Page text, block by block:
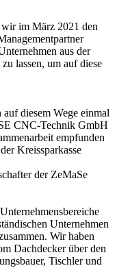
im März 2021 den
aus der
lassen, um auf diese
diesem Wege einmal
CNC-Technik GmbH
empfunden
Kreissparkasse
der ZeMaSe
Unternehmen
Wir haben
Dachdecker über den
Tischler und